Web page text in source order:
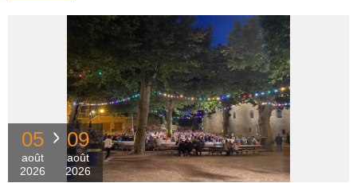
05
août
2026
09
août
2026